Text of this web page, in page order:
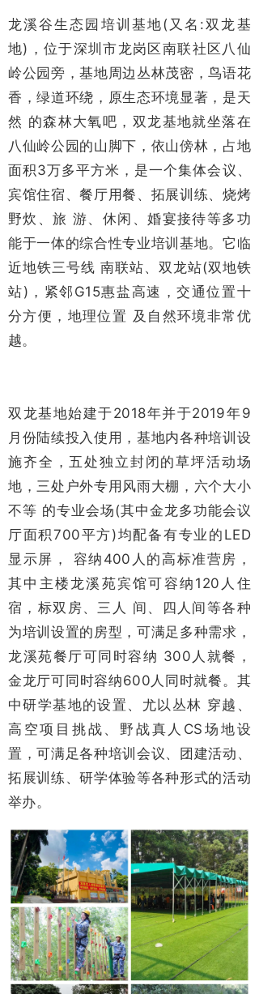
龙溪谷生态园培训基地(又名:双龙基
地)，位于深圳市龙岗区南联社区八仙
岭公园旁，基地周边丛林茂密，鸟语花
香，绿道环绕，原生态环境显著，是天
然 的森林大氧吧，双龙基地就坐落在
八仙岭公园的山脚下，依山傍林，占地
面积3万多平方米，是一个集体会议、
宾馆住宿、餐厅用餐、拓展训练、烧烤
野炊、旅 游、休闲、婚宴接待等多功
能于一体的综合性专业培训基地。它临
近地铁三号线 南联站、双龙站(双地铁
站)，紧邻G15惠盐高速，交通位置十
分方便，地理位置 及自然环境非常优
越。
双龙基地始建于2018年并于2019年9
月份陆续投入使用，基地内各种培训设
施齐全，五处独立封闭的草坪活动场
地，三处户外专用风雨大棚，六个大小
不等 的专业会场(其中金龙多功能会议
厅面积700平方)均配备有专业的LED
显示屏， 容纳400人的高标准营房，
其中主楼龙溪苑宾馆可容纳120人住
宿，标双房、三人 间、四人间等各种
为培训设置的房型，可满足多种需求，
龙溪苑餐厅可同时容纳 300人就餐，
金龙厅可同时容纳600人同时就餐。其
中研学基地的设置、尤以丛林 穿越、
高空项目挑战、野战真人CS场地设
置，可满足各种培训会议、团建活动、
拓展训练、研学体验等各种形式的活动
举办。